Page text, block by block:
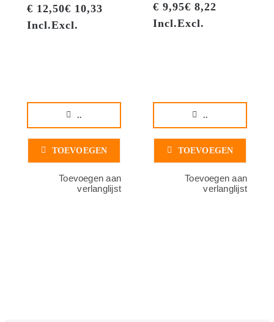
€ 12,50€ 10,33
Incl.Excl.
..
TOEVOEGEN
Toevoegen aan
verlanglijst
€ 9,95€ 8,22
Incl.Excl.
..
TOEVOEGEN
Toevoegen aan
verlanglijst